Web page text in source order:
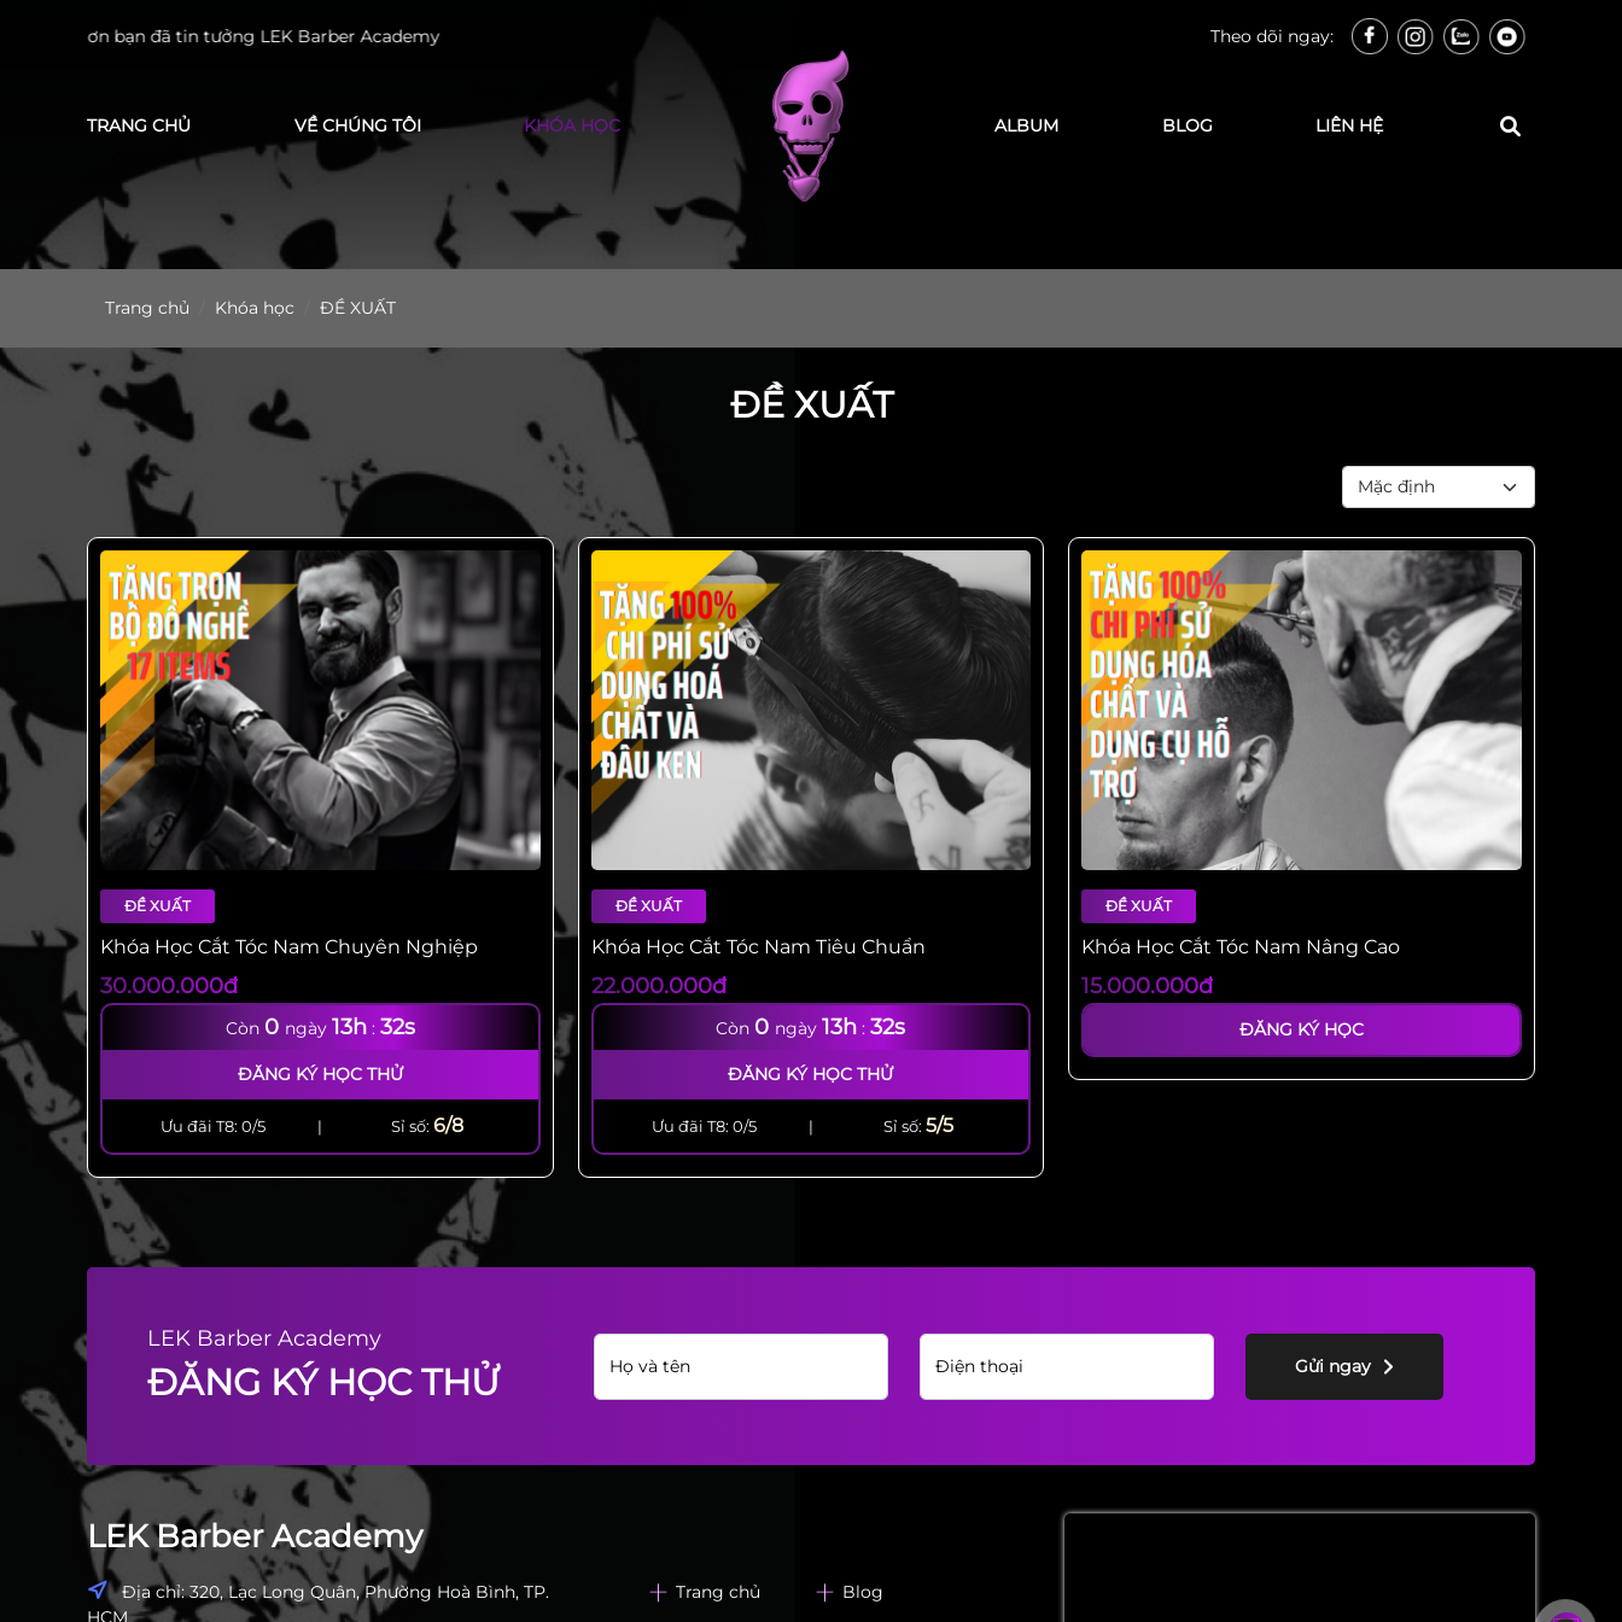
ơn bạn đã tin tưởng LEK Barber Academy Theo dõi ngay:
TRANG CHỦ VỀ CHÚNG TÔI KHÓA HỌC ALBUM BLOG LIÊN HỆ
Trang chủ Khóa học ĐỀ XUẤT
ĐỀ XUẤT
ĐỀ XUẤT
Khóa Học Cắt Tóc Nam Chuyên Nghiệp
30.000.000đ
Còn0ngày13h :31s
ĐĂNG KÝ HỌC THỬ
Ưu đãi T8: 0/5 | Sỉ số: 6/8
Khóa học cắt tóc nam chuyên nghiệp
ĐỀ XUẤT
Khóa Học Cắt Tóc Nam Tiêu Chuẩn
22.000.000đ
Còn0ngày13h :31s
ĐĂNG KÝ HỌC THỬ
Ưu đãi T8: 0/5 | Sỉ số: 5/5
Khóa học cắt tóc nam tiêu chuẩn
ĐỀ XUẤT
Khóa Học Cắt Tóc Nam Nâng Cao
15.000.000đ
ĐĂNG KÝ HỌC
Khóa học cắt tóc nam nâng cao
LEK Barber Academy
ĐĂNG KÝ HỌC THỬ Gửi ngay
LEK Barber Academy
Địa chỉ: 320, Lạc Long Quân, Phường Hoà Bình, TP.
HCM
Trang chủ Blog